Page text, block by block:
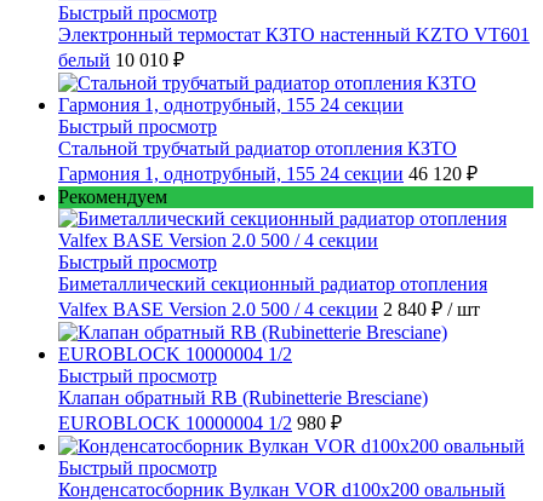
Быстрый просмотр
Электронный термостат КЗТО настенный KZTO VT601
белый 10 010 ₽
Быстрый просмотр
Стальной трубчатый радиатор отопления КЗТО
Гармония 1, однотрубный, 155 24 секции 46 120 ₽
Рекомендуем
Быстрый просмотр
Биметаллический секционный радиатор отопления
Valfex BASE Version 2.0 500 / 4 секции 2 840 ₽ / шт
Быстрый просмотр
Клапан обратный RB (Rubinetterie Bresciane)
EUROBLOCK 10000004 1/2 980 ₽
Быстрый просмотр
Конденсатосборник Вулкан VOR d100x200 овальный